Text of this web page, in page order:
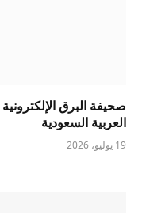
صحيفة البرق
العربية السعودية
19 يوليو، 2026